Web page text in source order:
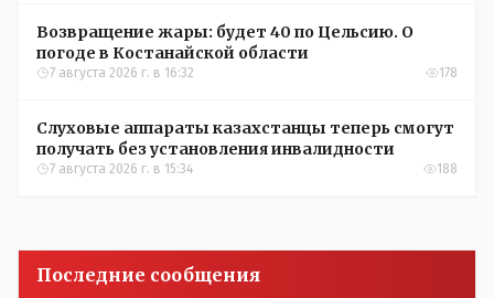
Возвращение жары: будет 40 по Цельсию. О
погоде в Костанайской области
7 августа 2026 г. в 16:32 178
Слуховые аппараты казахстанцы теперь смогут
получать без установления инвалидности
7 августа 2026 г. в 15:34 188
Последние сообщения